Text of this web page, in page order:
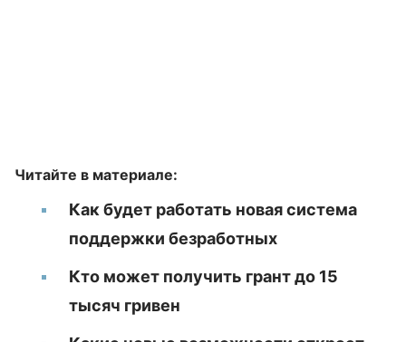
Читайте в материале:
Как будет работать новая система
поддержки безработных
Кто может получить грант до 15
тысяч гривен